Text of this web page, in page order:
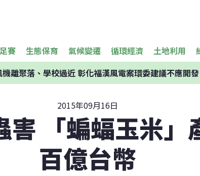
賽 生態保育 氣候變遷 循環經濟 土地利用
機離聚落、學校過近 彰化福漢風電案環委建議不應開發
2015年09月16日
害 「蝙蝠玉米」
百億台幣